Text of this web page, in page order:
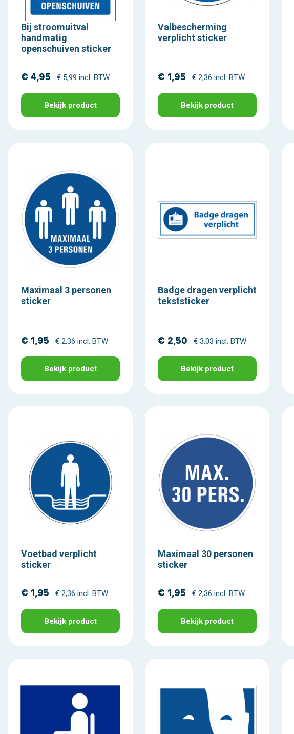
Bij stroomuitval
handmatig
openschuiven sticker
€ 4,95 € 5,99 incl. BTW
Bekijk product
Valbescherming
verplicht sticker
€ 1,95 € 2,36 incl. BTW
Bekijk product
Maximaal 3 personen
sticker
€ 1,95 € 2,36 incl. BTW
Bekijk product
Badge dragen verplicht
tekststicker
€ 2,50 € 3,03 incl. BTW
Bekijk product
Voetbad verplicht
sticker
€ 1,95 € 2,36 incl. BTW
Bekijk product
Maximaal 30 personen
sticker
€ 1,95 € 2,36 incl. BTW
Bekijk product